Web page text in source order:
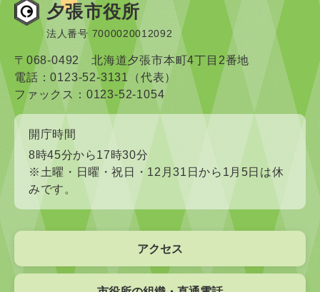
夕張市役所
法人番号 7000020012092
〒068-0492 北海道夕張市本町4丁目2番地
電話：0123-52-3131（代表）
ファックス：0123-52-1054
開庁時間
8時45分から17時30分
※土曜・日曜・祝日・12月31日から1月5日は休
みです。
アクセス